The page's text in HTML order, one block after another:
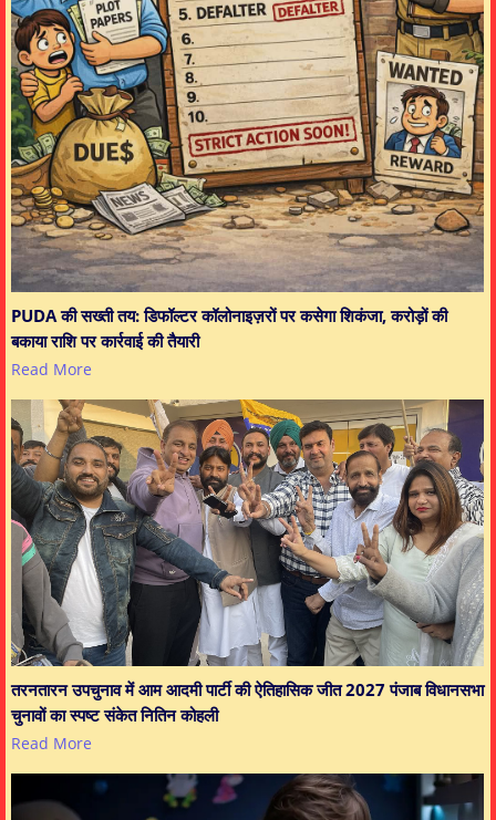
PUDA की सख्ती तय: डिफॉल्टर कॉलोनाइज़रों पर कसेगा शिकंजा, करोड़ों की
बकाया राशि पर कार्रवाई की तैयारी
Read More
तरनतारन उपचुनाव में आम आदमी पार्टी की ऐतिहासिक जीत 2027 पंजाब विधानसभा
चुनावों का स्पष्ट संकेत नितिन कोहली
Read More